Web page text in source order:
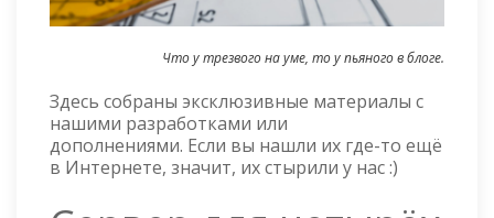
Что у трезвого на уме, то у пьяного в блоге.
Здесь собраны эксклюзивные материалы с
нашими разработками или
дополнениями. Если вы нашли их где-то ещё
в Интернете, значит, их стырили у нас :)